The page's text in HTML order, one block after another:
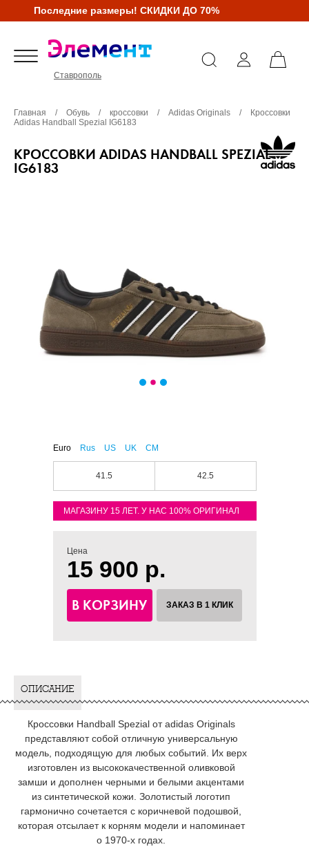
Последние размеры! СКИДКИ ДО 70%
Ставрополь
Главная / Обувь / кроссовки / Adidas Originals /
Кроссовки
Adidas Handball Spezial IG6183
КРОССОВКИ ADIDAS HANDBALL SPEZIAL
IG6183
Euro Rus US UK CM
41.5 42.5
МАГАЗИНУ 15 ЛЕТ. У НАС 100% ОРИГИНАЛ
Цена
15 900 р.
В КОРЗИНУ ЗАКАЗ В 1 КЛИК
ОПИСАНИЕ
Кроссовки Handball Spezial от adidas Originals
представляют собой отличную универсальную
модель, подходящую для любых событий. Их верх
изготовлен из высококачественной оливковой
замши и дополнен черными и белыми акцентами
из синтетической кожи. Золотистый логотип
гармонично сочетается с коричневой подошвой,
которая отсылает к корням модели и напоминает
о 1970-х годах.